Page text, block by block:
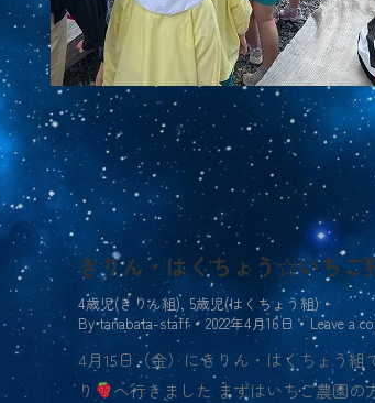
きりん・はくちょう☆いちご
4歳児(きりん組), 5歳児(はくちょう組)
Bytanabata-staff 2022年4月16日 Leave a
4月15日（金）にきりん・はくちょう組
り
へ行きました まずはいちご農園の